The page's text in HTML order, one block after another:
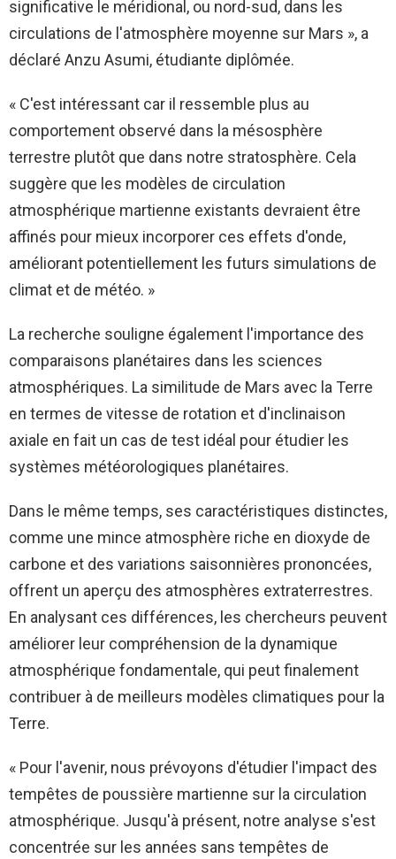
significative le méridional, ou nord-sud, dans les
circulations de l'atmosphère moyenne sur Mars », a
déclaré Anzu Asumi, étudiante diplômée.
« C'est intéressant car il ressemble plus au
comportement observé dans la mésosphère
terrestre plutôt que dans notre stratosphère. Cela
suggère que les modèles de circulation
atmosphérique martienne existants devraient être
affinés pour mieux incorporer ces effets d'onde,
améliorant potentiellement les futurs simulations de
climat et de météo. »
La recherche souligne également l'importance des
comparaisons planétaires dans les sciences
atmosphériques. La similitude de Mars avec la Terre
en termes de vitesse de rotation et d'inclinaison
axiale en fait un cas de test idéal pour étudier les
systèmes météorologiques planétaires.
Dans le même temps, ses caractéristiques distinctes,
comme une mince atmosphère riche en dioxyde de
carbone et des variations saisonnières prononcées,
offrent un aperçu des atmosphères extraterrestres.
En analysant ces différences, les chercheurs peuvent
améliorer leur compréhension de la dynamique
atmosphérique fondamentale, qui peut finalement
contribuer à de meilleurs modèles climatiques pour la
Terre.
« Pour l'avenir, nous prévoyons d'étudier l'impact des
tempêtes de poussière martienne sur la circulation
atmosphérique. Jusqu'à présent, notre analyse s'est
concentrée sur les années sans tempêtes de